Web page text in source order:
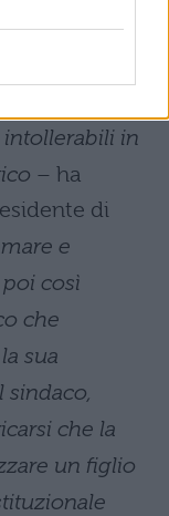
Radio 24. Già
intollerabili in
– ha
di
e
così
che
sua
sindaco,
che la
un figlio